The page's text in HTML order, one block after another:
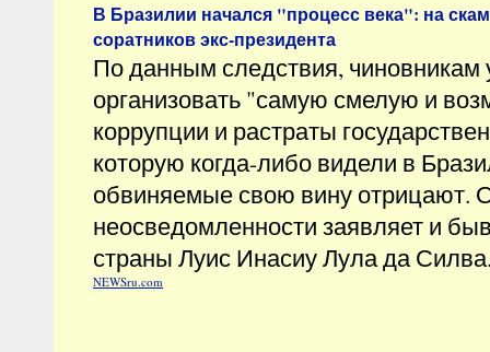
В Бразилии начался "процесс века": на
соратников экс-президента
По данным следствия, чиновникам
организовать "самую смелую и
коррупции и растраты
которую когда-либо видели в
обвиняемые свою вину отрицают.
неосведомленности заявляет и
страны Луис Инасиу Лула да
NEWSru.com